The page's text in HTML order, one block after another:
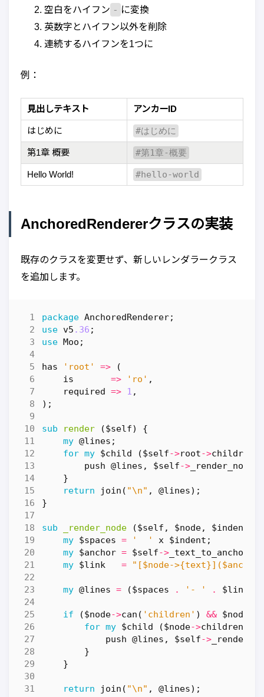
空白をハイフン - に変換
英数字とハイフン以外を削除
連続するハイフンを1つに
例：
見出しテキスト アンカーID
はじめに #はじめに
第1章 概要 #第1章-概要
Hello World! #hello-world
AnchoredRendererクラスの実装
既存のクラスを変更せず、新しいレンダラークラス
を追加します。
package AnchoredRenderer;
use v5 .36 ;
use
Moo ;
has 'root' =>
(
is
=> 'ro' ,
required
=> 1 ,
);
sub render
($self) {
my @lines ;
for my $child ($self->root->children
push @lines , $self-> _render_node
}
return
join ( "\n" , @lines);
}
sub _render_node
($self, $node, $indent)
my $spaces = '  ' x $indent ;
my $anchor = $self-> _text_to_anchor
my $link = "[$node-
my @lines = ($spaces . '- ' . $link
if ($node->can ( 'children' ) && $node
for my $child ($node->children
push @lines , $self->
}
}
return join ( "\n" , @lines);